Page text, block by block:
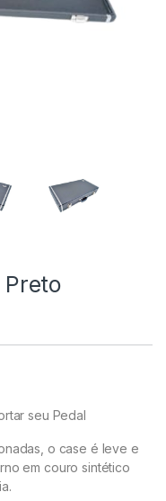
Preto
seu Pedal
o case é leve e
em couro sintético